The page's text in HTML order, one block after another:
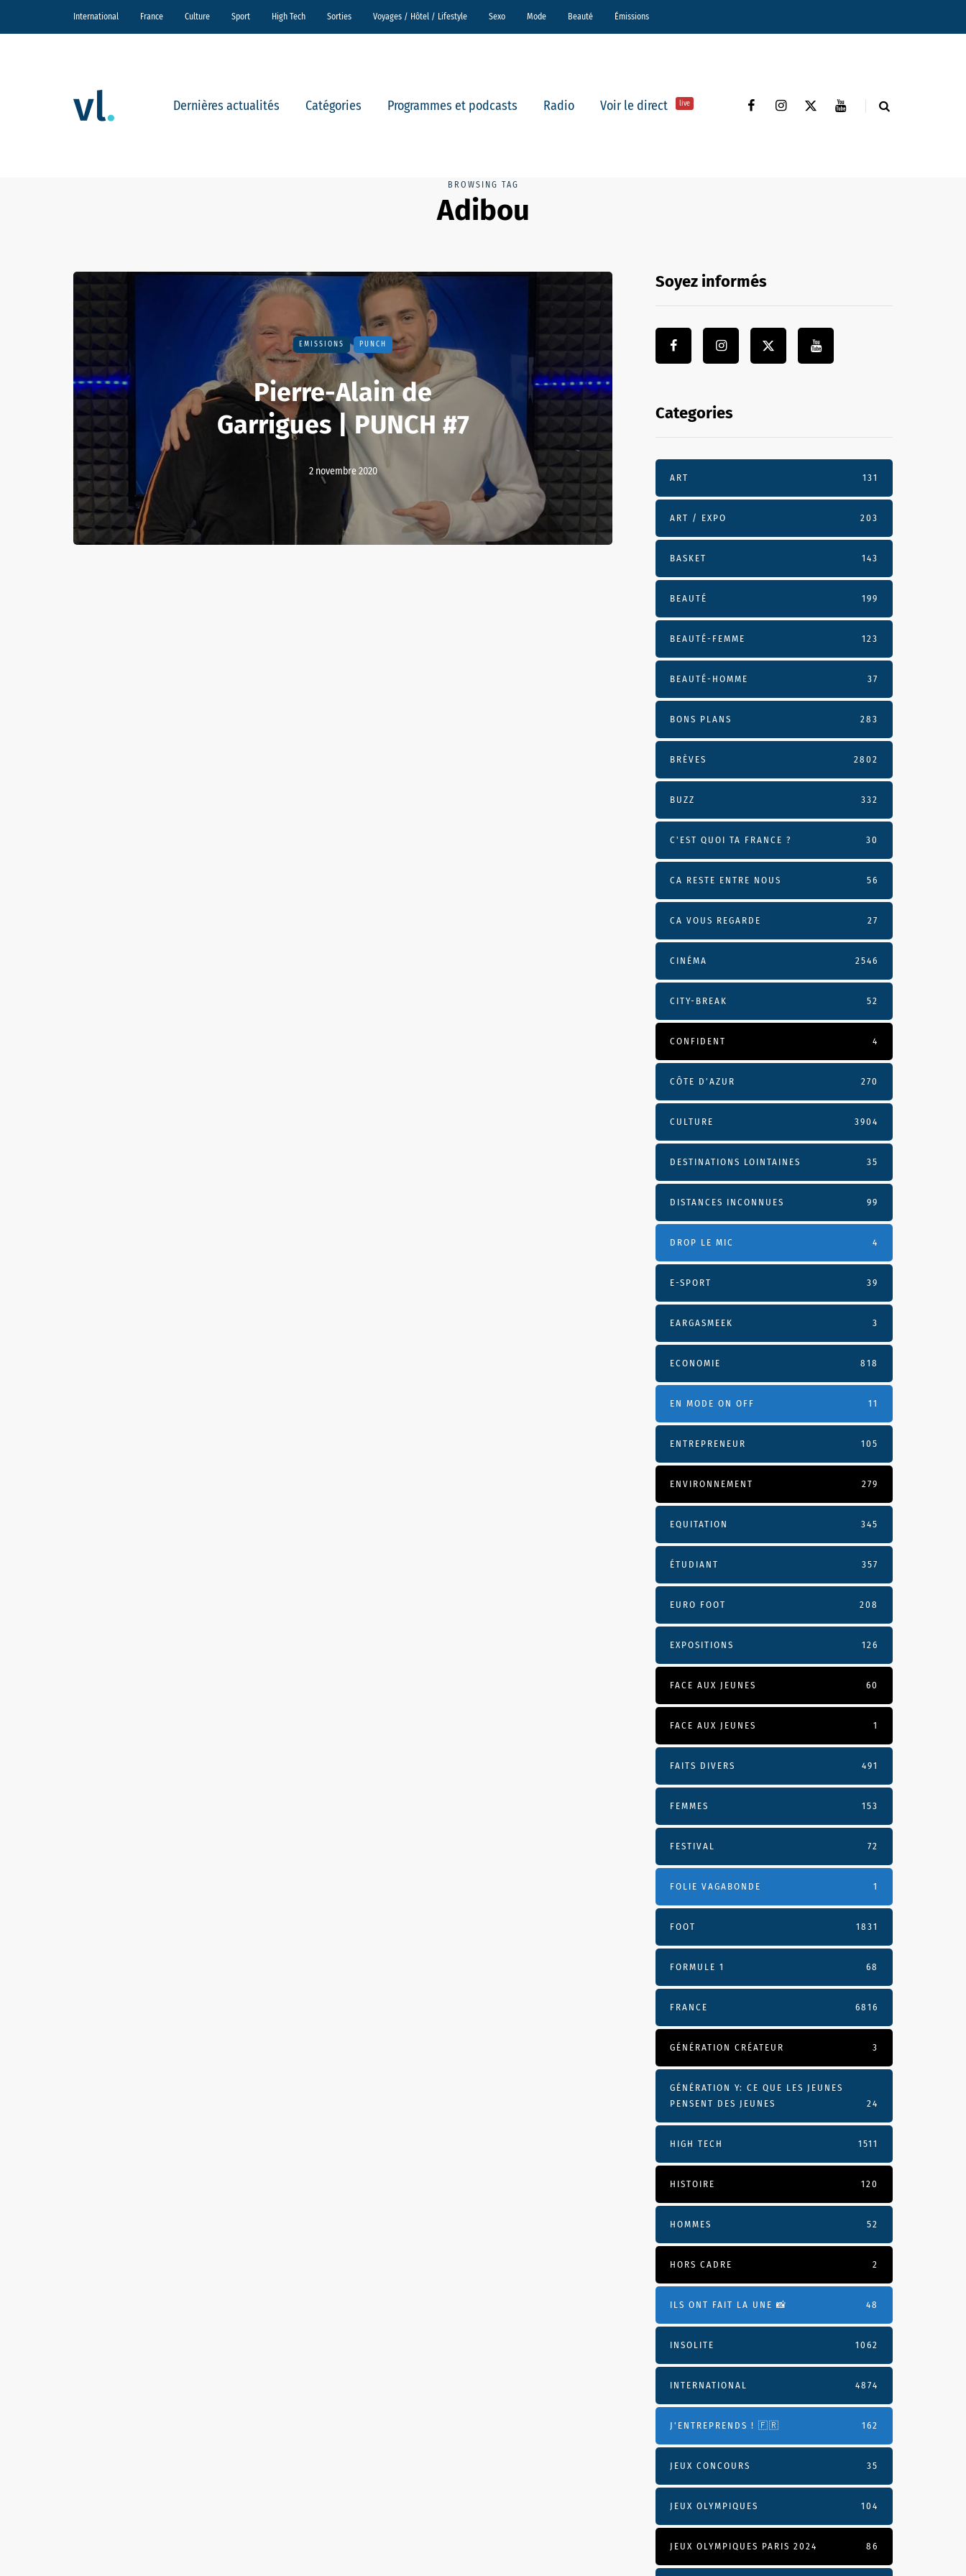
International France Culture Sport High Tech Sorties Voyages / Hôtel / Lifestyle Sexo Mode Beauté Émissions
Dernières actualités Catégories Programmes et podcasts Radio Voir le direct live
BROWSING TAG
Adibou
EMISSIONS PUNCH
Pierre-Alain de
Garrigues | PUNCH #7
2 novembre 2020
Soyez informés
Categories
ART 131
ART / EXPO 203
BASKET 143
BEAUTÉ 199
BEAUTÉ-FEMME 123
BEAUTÉ-HOMME 37
BONS PLANS 283
BRÈVES 2802
BUZZ 332
C'EST QUOI TA FRANCE ? 30
CA RESTE ENTRE NOUS 56
CA VOUS REGARDE 27
CINÉMA 2546
CITY-BREAK 52
CONFIDENT 4
CÔTE D’AZUR 270
CULTURE 3904
DESTINATIONS LOINTAINES 35
DISTANCES INCONNUES 99
DROP LE MIC 4
E-SPORT 39
EARGASMEEK 3
ECONOMIE 818
EN MODE ON OFF 11
ENTREPRENEUR 105
ENVIRONNEMENT 279
EQUITATION 345
ÉTUDIANT 357
EURO FOOT 208
EXPOSITIONS 126
FACE AUX JEUNES 60
FACE AUX JEUNES 1
FAITS DIVERS 491
FEMMES 153
FESTIVAL 72
FOLIE VAGABONDE 1
FOOT 1831
FORMULE 1 68
FRANCE 6816
GÉNÉRATION CRÉATEUR 3
GÉNÉRATION Y: CE QUE LES JEUNES
PENSENT DES JEUNES
24
HIGH TECH 1511
HISTOIRE 120
HOMMES 52
HORS CADRE 2
ILS ONT FAIT LA UNE 📸 48
INSOLITE 1062
INTERNATIONAL 4874
J'ENTREPRENDS ! 🇫🇷 162
JEUX CONCOURS 35
JEUX OLYMPIQUES 104
JEUX OLYMPIQUES PARIS 2024 86